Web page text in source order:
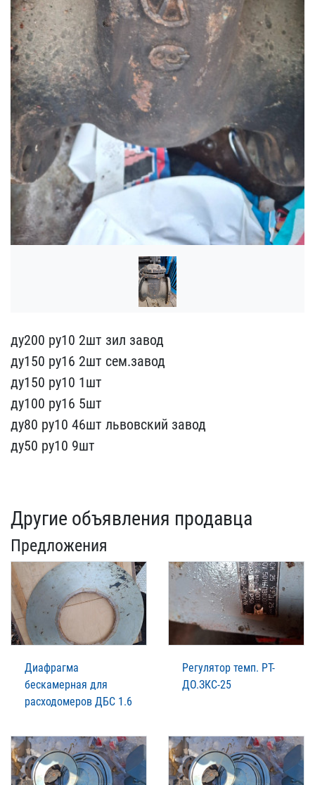
ду200 ру10 2шт зил завод​
ду150 ру16 2шт сем.заво​д
ду150 ру10 1шт
ду100 р​у16 5шт
ду80 ру10 46шт л​ьвовский завод
ду50 ру10​ 9шт
Другие объявления продавца
Предложения
Диафрагма
бескамерная для
расходомеров ДБС 1.6
Регулятор темп. РТ-
ДО.ЗКС-25